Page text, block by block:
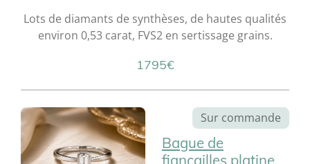
Lots de diamants de synthèses, de hautes qualités
environ 0,53 carat, FVS2 en sertissage grains.
1795€
Sur commande
Bague de
fiançailles platine